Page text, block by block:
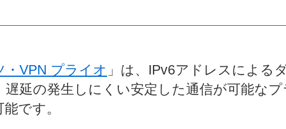
・VPN プライオ 」は、IPv6アドレスによる
遅延の発生しにくい安定した通信が可能な
です。